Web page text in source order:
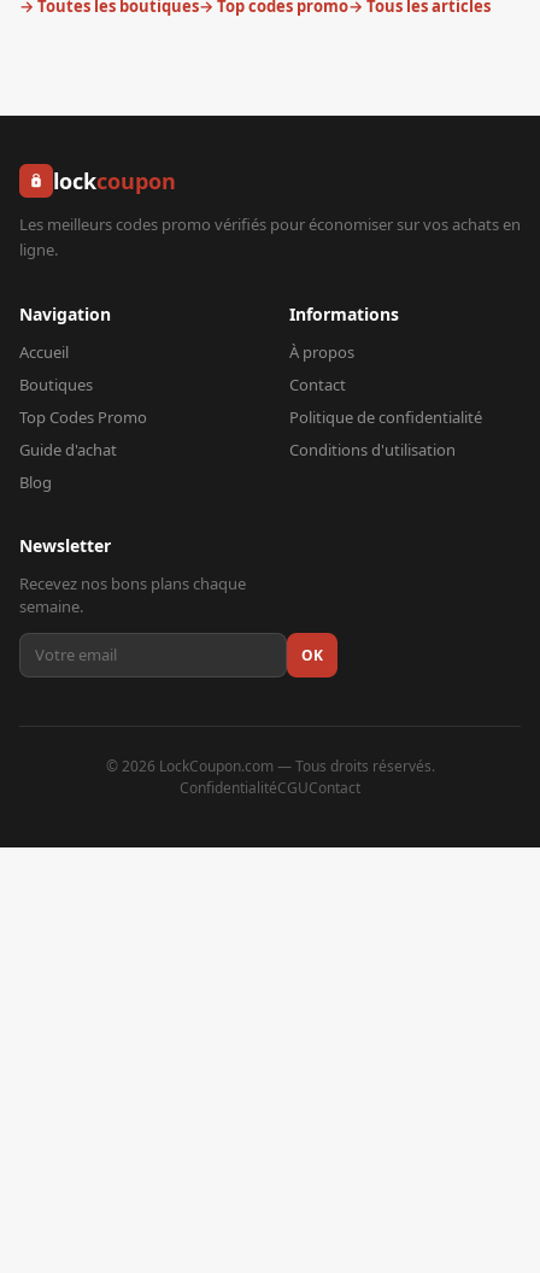
→ Toutes les boutiques→ Top codes promo→ Tous les articles
lockcoupon
Les meilleurs codes promo vérifiés pour économiser sur vos achats en
ligne.
Navigation
Accueil
Boutiques
Top Codes Promo
Guide d'achat
Blog
Informations
À propos
Contact
Politique de confidentialité
Conditions d'utilisation
Newsletter
Recevez nos bons plans chaque
semaine.
OK
©2026 LockCoupon.com — Tous droits réservés.
ConfidentialitéCGUContact